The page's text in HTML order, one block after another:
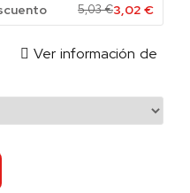
5,03€3,02 €
Ver información de